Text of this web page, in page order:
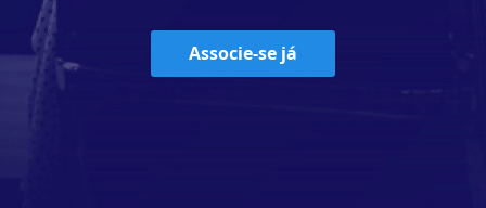
Associe-se já